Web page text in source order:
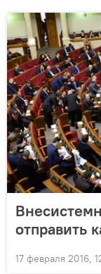
отправить
17 февраля 2016,